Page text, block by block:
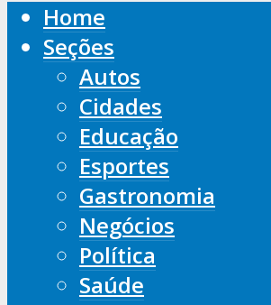
Home
Seções
Autos
Cidades
Educação
Esportes
Gastronomia
Negócios
Política
Saúde